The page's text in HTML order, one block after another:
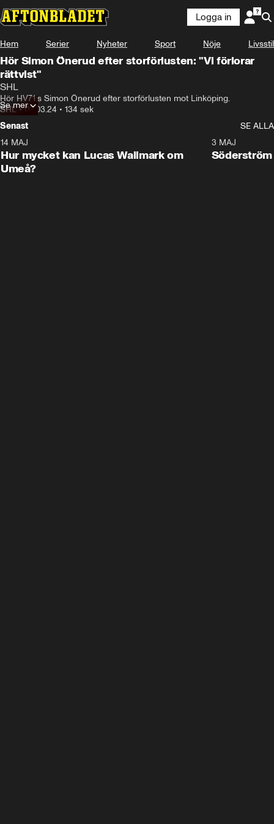
Logga in
Hem Serier Nyheter Sport Nöje Livsstil
Hör Simon Önerud efter storförlusten: "Vi förlorar
rättvist"
SHL
Hör HV71:s Simon Önerud efter storförlusten mot Linköping.
SHL•02.03.24 • 134 sek
Se mer
Senast
SE ALLA
Plus
14 MAJ
Hur mycket kan Lucas Wallmark om
Umeå?
3 MAJ